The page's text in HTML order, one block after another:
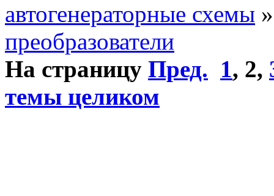
автогенераторные схемы
преобразователи
На страницу Пред. 1, 2,
темы целиком